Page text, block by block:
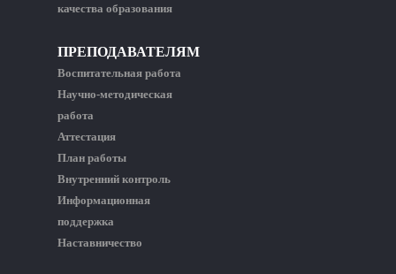
качества образования
ПРЕПОДАВАТЕЛЯМ
Воспитательная работа
Научно-методическая
работа
Аттестация
План работы
Внутренний контроль
Информационная
поддержка
Наставничество